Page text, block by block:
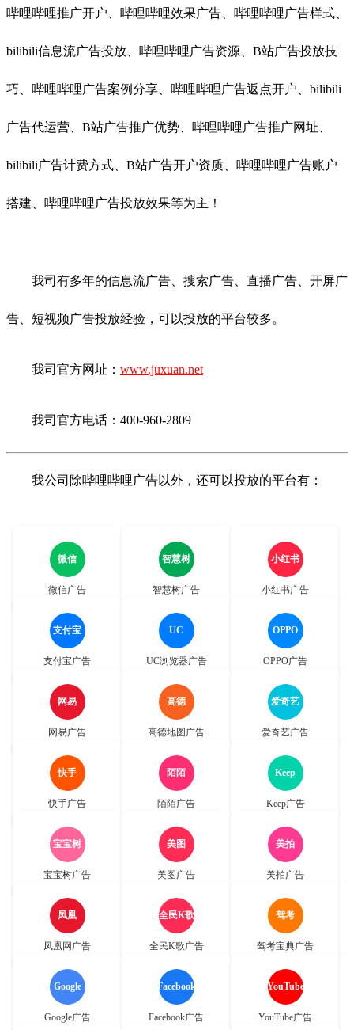
哔哩哔哩推广开户、哔哩哔哩效果广告、哔哩哔哩广告样式、
bilibili信息流广告投放、哔哩哔哩广告资源、B站广告投放技
巧、哔哩哔哩广告案例分享、哔哩哔哩广告返点开户、bilibili
广告代运营、B站广告推广优势、哔哩哔哩广告推广网址、
bilibili广告计费方式、B站广告开户资质、哔哩哔哩广告账户
搭建、哔哩哔哩广告投放效果等为主！
我司有多年的信息流广告、搜索广告、直播广告、开屏广
告、短视频广告投放经验，可以投放的平台较多。
我司官方网址： www.juxuan.net
我司官方电话：400-960-2809
我公司除哔哩哔哩广告以外，还可以投放的平台有：
微信
微信广告
智慧树
智慧树广告
小红书
小红书广告
支付宝
支付宝广告
UC
UC浏览器广告
OPPO
OPPO广告
网易
网易广告
高德
高德地图广告
爱奇艺
爱奇艺广告
快手
快手广告
陌陌
陌陌广告
Keep
Keep广告
宝宝树
宝宝树广告
美图
美图广告
美拍
美拍广告
凤凰
凤凰网广告
全民K歌
全民K歌广告
驾考
驾考宝典广告
Google
Google广告
Facebook
Facebook广告
YouTube
YouTube广告